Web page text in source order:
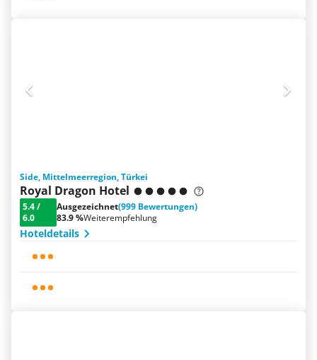
Side, Mittelmeerregion, Türkei
Royal Dragon Hotel
5.4/
6.0
Ausgezeichnet(999 Bewertungen)
83.9 %Weiterempfehlung
Hoteldetails